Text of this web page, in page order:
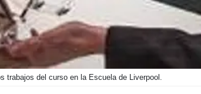
trabajos del curso en la Escuela de Liverpool.